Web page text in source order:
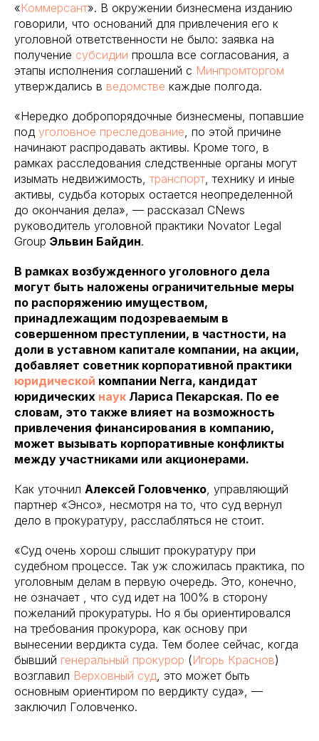
«Коммерсант». В окружении бизнесмена изданию
говорили, что оснований для привлечения его к
уголовной ответственности не было: заявка на
получение субсидии прошла все согласования, а
этапы исполнения соглашений с Минпромторгом
утверждались в ведомстве каждые полгода.
«Нередко добропорядочные бизнесмены, попавшие
под уголовное преследование, по этой причине
начинают распродавать активы. Кроме того, в
рамках расследования следственные органы могут
изымать недвижимость, транспорт, технику и иные
активы, судьба которых остается неопределенной
до окончания дела», — рассказал CNews
руководитель уголовной практики Novator Legal
Group Эльвин Байдин.
В рамках возбужденного уголовного дела
могут быть наложены ограничительные меры
по распоряжению имуществом,
принадлежащим подозреваемым в
совершенном преступлении, в частности, на
доли в уставном капитале компании, на акции,
добавляет советник корпоративной практики
юридической компании Nerra, кандидат
юридических наук Лариса Пекарская. По ее
словам, это также влияет на возможность
привлечения финансирования в компанию,
может вызывать корпоративные конфликты
между участниками или акционерами.
Как уточнил Алексей Головченко, управляющий
партнер «Энсо», несмотря на то, что суд вернул
дело в прокуратуру, расслабляться не стоит.
«Суд очень хорош слышит прокуратуру при
судебном процессе. Так уж сложилась практика, по
уголовным делам в первую очередь. Это, конечно,
не означает , что суд идет на 100% в сторону
пожеланий прокуратуры. Но я бы ориентировался
на требования прокурора, как основу при
вынесении вердикта суда. Тем более сейчас, когда
бывший генеральный прокурор (Игорь Краснов)
возглавил Верховный суд, это может быть
основным ориентиром по вердикту суда», —
заключил Головченко.